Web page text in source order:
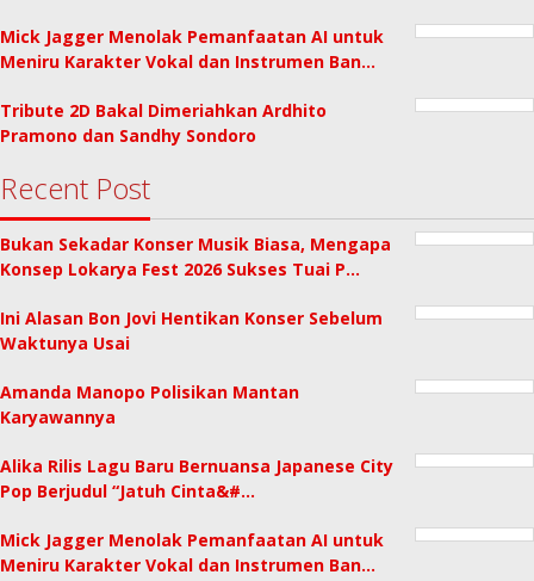
Mick Jagger Menolak Pemanfaatan AI untuk
Meniru Karakter Vokal dan Instrumen Ban…
Tribute 2D Bakal Dimeriahkan Ardhito
Pramono dan Sandhy Sondoro
Recent Post
Bukan Sekadar Konser Musik Biasa, Mengapa
Konsep Lokarya Fest 2026 Sukses Tuai P…
Ini Alasan Bon Jovi Hentikan Konser Sebelum
Waktunya Usai
Amanda Manopo Polisikan Mantan
Karyawannya
Alika Rilis Lagu Baru Bernuansa Japanese City
Pop Berjudul “Jatuh Cinta&#…
Mick Jagger Menolak Pemanfaatan AI untuk
Meniru Karakter Vokal dan Instrumen Ban…